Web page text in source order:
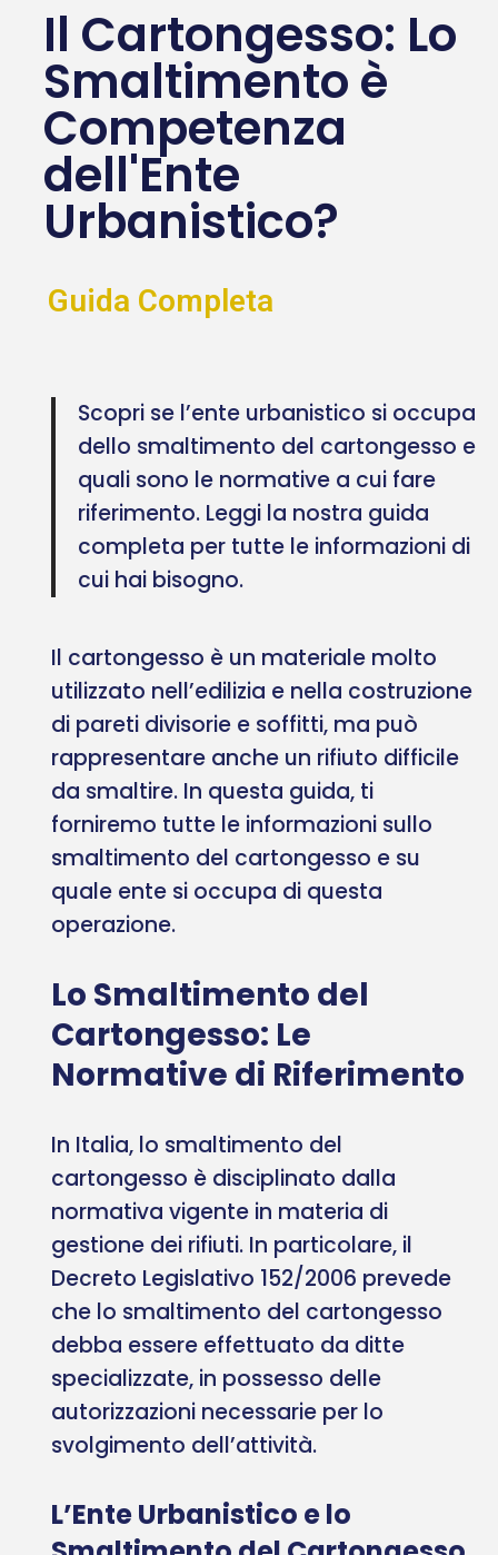
Il Cartongesso: Lo
Smaltimento è
Competenza
dell'Ente
Urbanistico?
Guida Completa
Scopri se l’ente urbanistico si occupa
dello smaltimento del cartongesso e
quali sono le normative a cui fare
riferimento. Leggi la nostra guida
completa per tutte le informazioni di
cui hai bisogno.
Il cartongesso è un materiale molto
utilizzato nell’edilizia e nella costruzione
di pareti divisorie e soffitti, ma può
rappresentare anche un rifiuto difficile
da smaltire. In questa guida, ti
forniremo tutte le informazioni sullo
smaltimento del cartongesso e su
quale ente si occupa di questa
operazione.
Lo Smaltimento del
Cartongesso: Le
Normative di Riferimento
In Italia, lo smaltimento del
cartongesso è disciplinato dalla
normativa vigente in materia di
gestione dei rifiuti. In particolare, il
Decreto Legislativo 152/2006 prevede
che lo smaltimento del cartongesso
debba essere effettuato da ditte
specializzate, in possesso delle
autorizzazioni necessarie per lo
svolgimento dell’attività.
L’Ente Urbanistico e lo